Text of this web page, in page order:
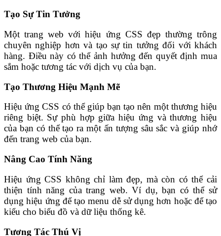
Tạo Sự Tin Tưởng
Một trang web với hiệu ứng CSS đẹp thường trông
chuyên nghiệp hơn và tạo sự tin tưởng đối với khách
hàng. Điều này có thể ảnh hưởng đến quyết định mua
sắm hoặc tương tác với dịch vụ của bạn.
Tạo Thương Hiệu Mạnh Mẽ
Hiệu ứng CSS có thể giúp bạn tạo nên một thương hiệu
riêng biệt. Sự phù hợp giữa hiệu ứng và thương hiệu
của bạn có thể tạo ra một ấn tượng sâu sắc và giúp nhớ
đến trang web của bạn.
Nâng Cao Tính Năng
Hiệu ứng CSS không chỉ làm đẹp, mà còn có thể cải
thiện tính năng của trang web. Ví dụ, bạn có thể sử
dụng hiệu ứng để tạo menu dễ sử dụng hơn hoặc để tạo
kiểu cho biểu đồ và dữ liệu thống kê.
Tương Tác Thú Vị